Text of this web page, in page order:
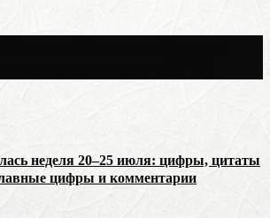
неделя 20–25 июля: цифры, цитаты
цифры и комментарии